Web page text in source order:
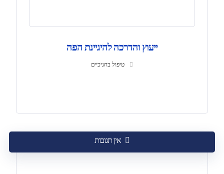
ייעוץ והדרכה להיגיינת הפה
טיפול בחניכיים
אין תגובות